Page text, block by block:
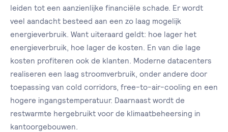
leiden tot een aanzienlijke financiële schade. Er wordt
veel aandacht besteed aan een zo laag mogelijk
energieverbruik. Want uiteraard geldt: hoe lager het
energieverbruik, hoe lager de kosten. En van die lage
kosten profiteren ook de klanten. Moderne datacenters
realiseren een laag stroomverbruik, onder andere door
toepassing van cold corridors, free-to-air-cooling en een
hogere ingangstemperatuur. Daarnaast wordt de
restwarmte hergebruikt voor de klimaatbeheersing in
kantoorgebouwen.